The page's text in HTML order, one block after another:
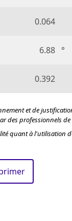
0.064
6.88 °
0.392
et de
des professionnels
quant à l'utilisation